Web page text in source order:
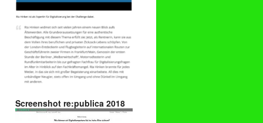
Screenshot re:publica 2018